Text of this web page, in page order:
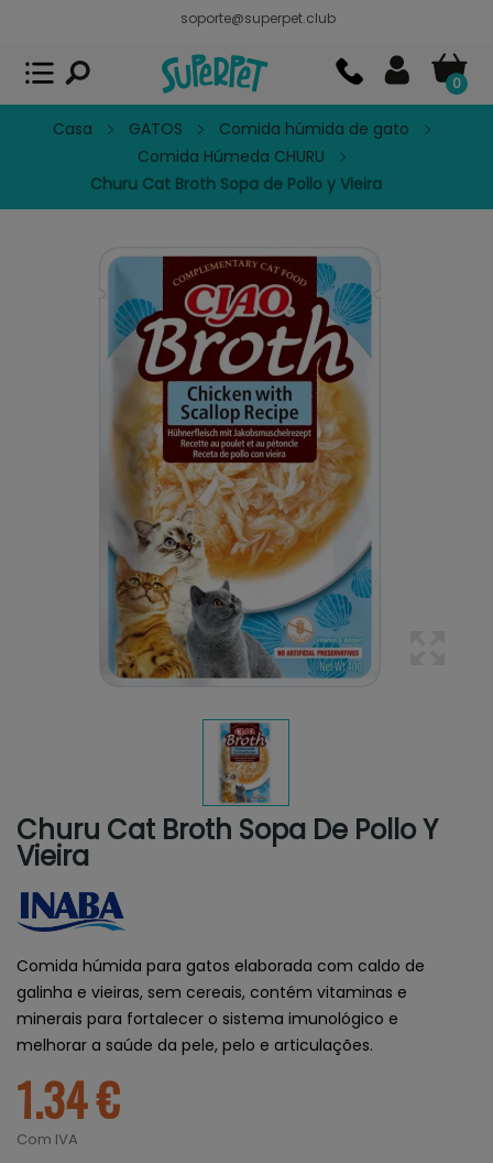
soporte@superpet.club
0
Casa GATOS
Comida húmida de gato
Comida Húmeda CHURU
Churu Cat Broth Sopa de Pollo y Vieira
Churu Cat Broth Sopa De Pollo Y
Vieira
Comida húmida para gatos elaborada com caldo de
galinha e vieiras, sem cereais, contém vitaminas e
minerais para fortalecer o sistema imunológico e
melhorar a saúde da pele, pelo e articulações.
1.34 €
Com IVA
Superpet, comida para mascotas
APP GRATIS - En Google Play